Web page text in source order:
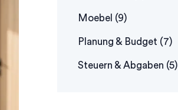
Moebel (9)
Planung & Budget (7)
Steuern & Abgaben (5)